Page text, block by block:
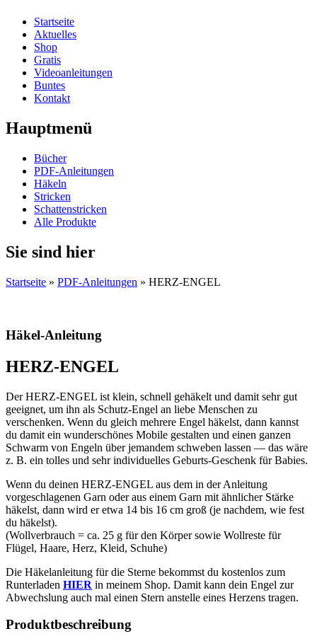
Startseite
Aktuelles
Shop
Gratis
Videoanleitungen
Buntes
Kontakt
Hauptmenü
Bücher
PDF-Anleitungen
Häkeln
Stricken
Schattenstricken
Alle Produkte
Sie sind hier
Startseite » PDF-Anleitungen » HERZ-ENGEL
Häkel-Anleitung
HERZ-ENGEL
Der HERZ-ENGEL ist klein, schnell gehäkelt und damit sehr gut
geeignet, um ihn als Schutz-Engel an liebe Menschen zu
verschenken. Wenn du gleich mehrere Engel häkelst, dann kannst
du damit ein wunderschönes Mobile gestalten und einen ganzen
Schwarm von Engeln über jemandem schweben lassen — das wäre
z. B. ein tolles und sehr individuelles Geburts-Geschenk für Babies.
Wenn du deinen HERZ-ENGEL aus dem in der Anleitung
vorgeschlagenen Garn oder aus einem Garn mit ähnlicher Stärke
häkelst, dann wird er etwa 14 bis 16 cm groß (je nachdem, wie fest
du häkelst).
(Wollverbrauch = ca. 25 g für den Körper sowie Wollreste für
Flügel, Haare, Herz, Kleid, Schuhe)
Die Häkelanleitung für die Sterne bekommst du kostenlos zum
Runterladen HIER in meinem Shop. Damit kann dein Engel zur
Abwechslung auch mal einen Stern anstelle eines Herzens tragen.
Produktbeschreibung